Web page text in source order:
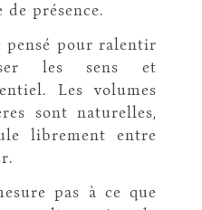
de présence.
pensé pour ralentir
les sens et
Les volumes
sont naturelles,
librement entre
pas à ce que